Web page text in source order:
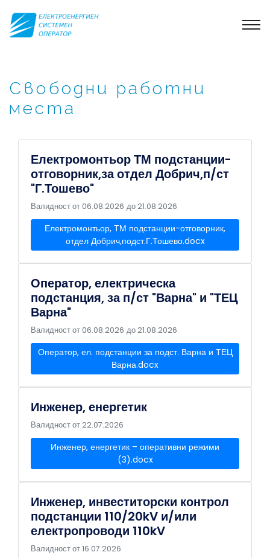
Свободни работни
места
Електромонтьор ТМ подстанции-
отговорник,за отдел Добрич,п/ст
"Г.Тошево"
Валидност от 06.08.2026 до 21.08.2026
Електромонтьор, ТМ подстанции-отговорник,
отдел Добрич,подст.Г.Тошево.docx
Оператор, електрическа
подстанция, за п/ст "Варна" и "ТЕЦ
Варна"
Валидност от 06.08.2026 до 21.08.2026
Оператор, ел. подстанции за подст. Варна и ТЕЦ
Варна.docx
Инженер, енергетик
Валидност от 22.07.2026
Инженер, енергетик – оперативни режими
(3).docx
Инженер, инвеститорски контрол
подстанции 110/20kV и/или
електропроводи 110kV
Валидност от 16.07.2026